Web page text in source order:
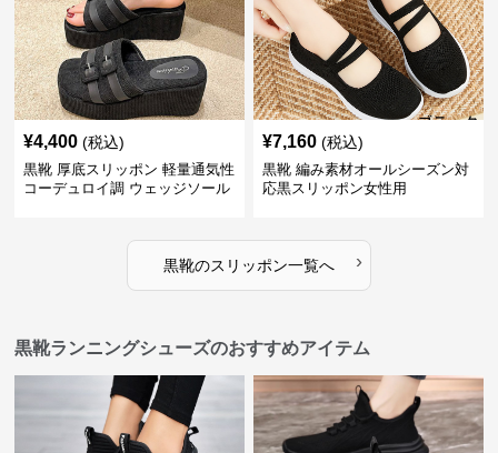
¥4,400 (税込)
黒靴 厚底スリッポン 軽量通気性
コーデュロイ調 ウェッジソール
¥7,160 (税込)
黒靴 編み素材オールシーズン対
応黒スリッポン女性用
黒靴のスリッポン一覧へ ›
黒靴ランニングシューズのおすすめアイテム